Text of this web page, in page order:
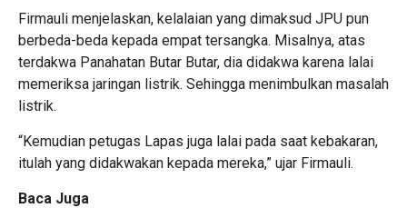
Firmauli menjelaskan, kelalaian yang dimaksud JPU pun
berbeda-beda kepada empat tersangka. Misalnya, atas
terdakwa Panahatan Butar Butar, dia didakwa karena lalai
memeriksa jaringan listrik. Sehingga menimbulkan masalah
listrik.
“Kemudian petugas Lapas juga lalai pada saat kebakaran,
itulah yang didakwakan kepada mereka,” ujar Firmauli.
Baca Juga